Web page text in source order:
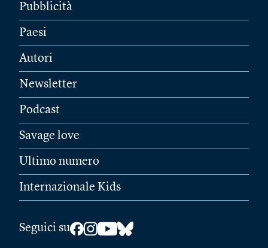
Pubblicità
Paesi
Autori
Newsletter
Podcast
Savage love
Ultimo numero
Internazionale Kids
Seguici su